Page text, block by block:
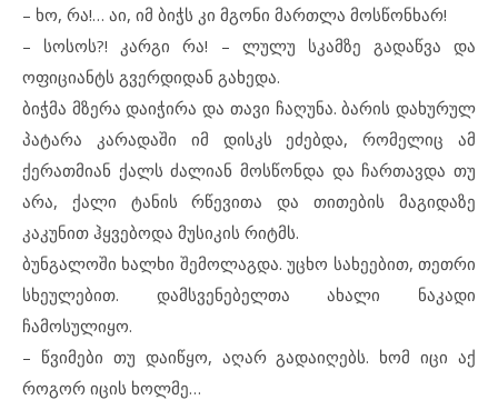
– ხო, რა!… აი, იმ ბიჭს კი მგონი მართლა მოსწონხარ!
– სოსოს?! კარგი რა! – ლულუ სკამზე გადაწვა და
ოფიციანტს გვერდიდან გახედა.
ბიჭმა მზერა დაიჭირა და თავი ჩაღუნა. ბარის დახურულ
პატარა კარადაში იმ დისკს ეძებდა, რომელიც ამ
ქერათმიან ქალს ძალიან მოსწონდა და ჩართავდა თუ
არა, ქალი ტანის რწევითა და თითების მაგიდაზე
კაკუნით ჰყვებოდა მუსიკის რიტმს.
ბუნგალოში ხალხი შემოლაგდა. უცხო სახეებით, თეთრი
სხეულებით. დამსვენებელთა ახალი ნაკადი
ჩამოსულიყო.
– წვიმები თუ დაიწყო, აღარ გადაიღებს. ხომ იცი აქ
როგორ იცის ხოლმე…